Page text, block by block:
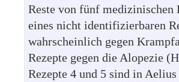
Reste von fünf medizinischen
eines nicht identifizierbaren
wahrscheinlich gegen
Rezepte gegen die Alopezie
Rezepte 4 und 5 sind in Aelius